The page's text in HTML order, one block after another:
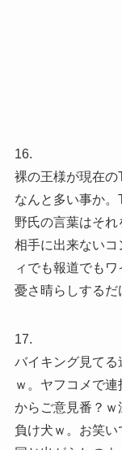
16.
裸の王様が現在
なんと多い事か
野氏の言葉はそ
相手に出来ない
ィでも報道でも
憂さ晴らしするだ
17.
バイキング見て
ｗ。ヤフコメで
からご意見番？
負け犬ｗ。お笑